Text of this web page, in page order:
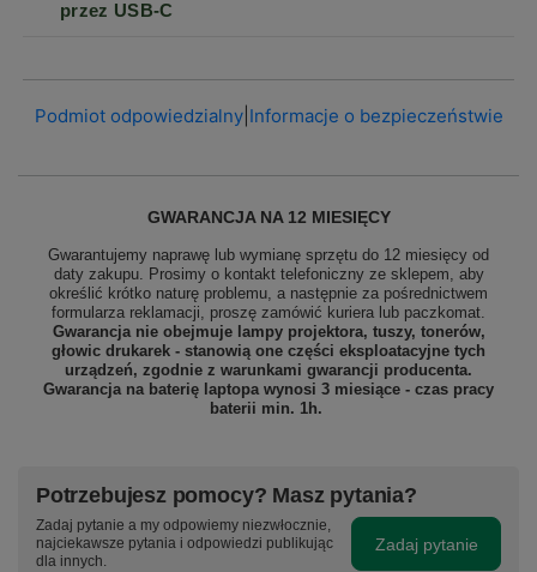
przez USB-C
Podmiot odpowiedzialny| Informacje o bezpieczeństwie
GWARANCJA NA 12 MIESIĘCY
Gwarantujemy naprawę lub wymianę sprzętu do 12 miesięcy od
daty zakupu. Prosimy o kontakt telefoniczny ze sklepem, aby
określić krótko naturę problemu, a następnie za pośrednictwem
formularza reklamacji, proszę zamówić kuriera lub paczkomat.
Gwarancja nie obejmuje lampy projektora, tuszy, tonerów,
głowic drukarek - stanowią one części eksploatacyjne tych
urządzeń, zgodnie z warunkami gwarancji producenta.
Gwarancja na baterię laptopa wynosi 3 miesiące - czas pracy
baterii min. 1h.
Potrzebujesz pomocy? Masz pytania?
Zadaj pytanie a my odpowiemy niezwłocznie,
najciekawsze pytania i odpowiedzi publikując
dla innych.
Zadaj pytanie